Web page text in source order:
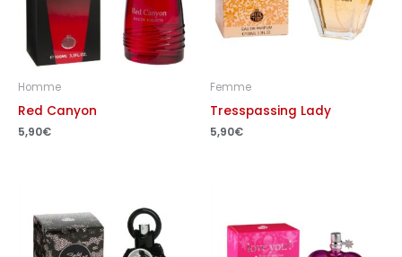
Homme
Red Canyon
5,90€
Femme
Tresspassing Lady
5,90€